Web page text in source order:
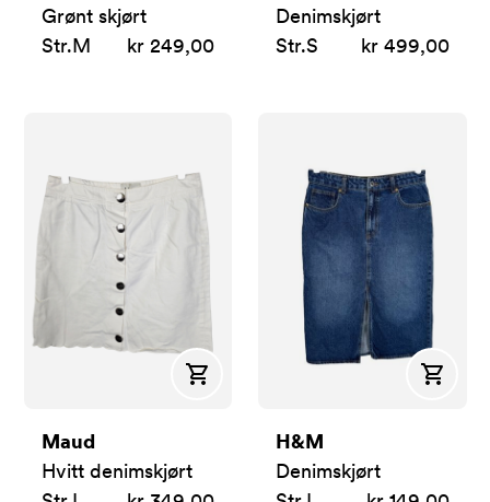
Grønt skjørt
Str.M kr 249,00
Denimskjørt
Str.S kr 499,00
Kjøp
Maud
Hvitt denimskjørt
Kjøp
H&M
Denimskjørt